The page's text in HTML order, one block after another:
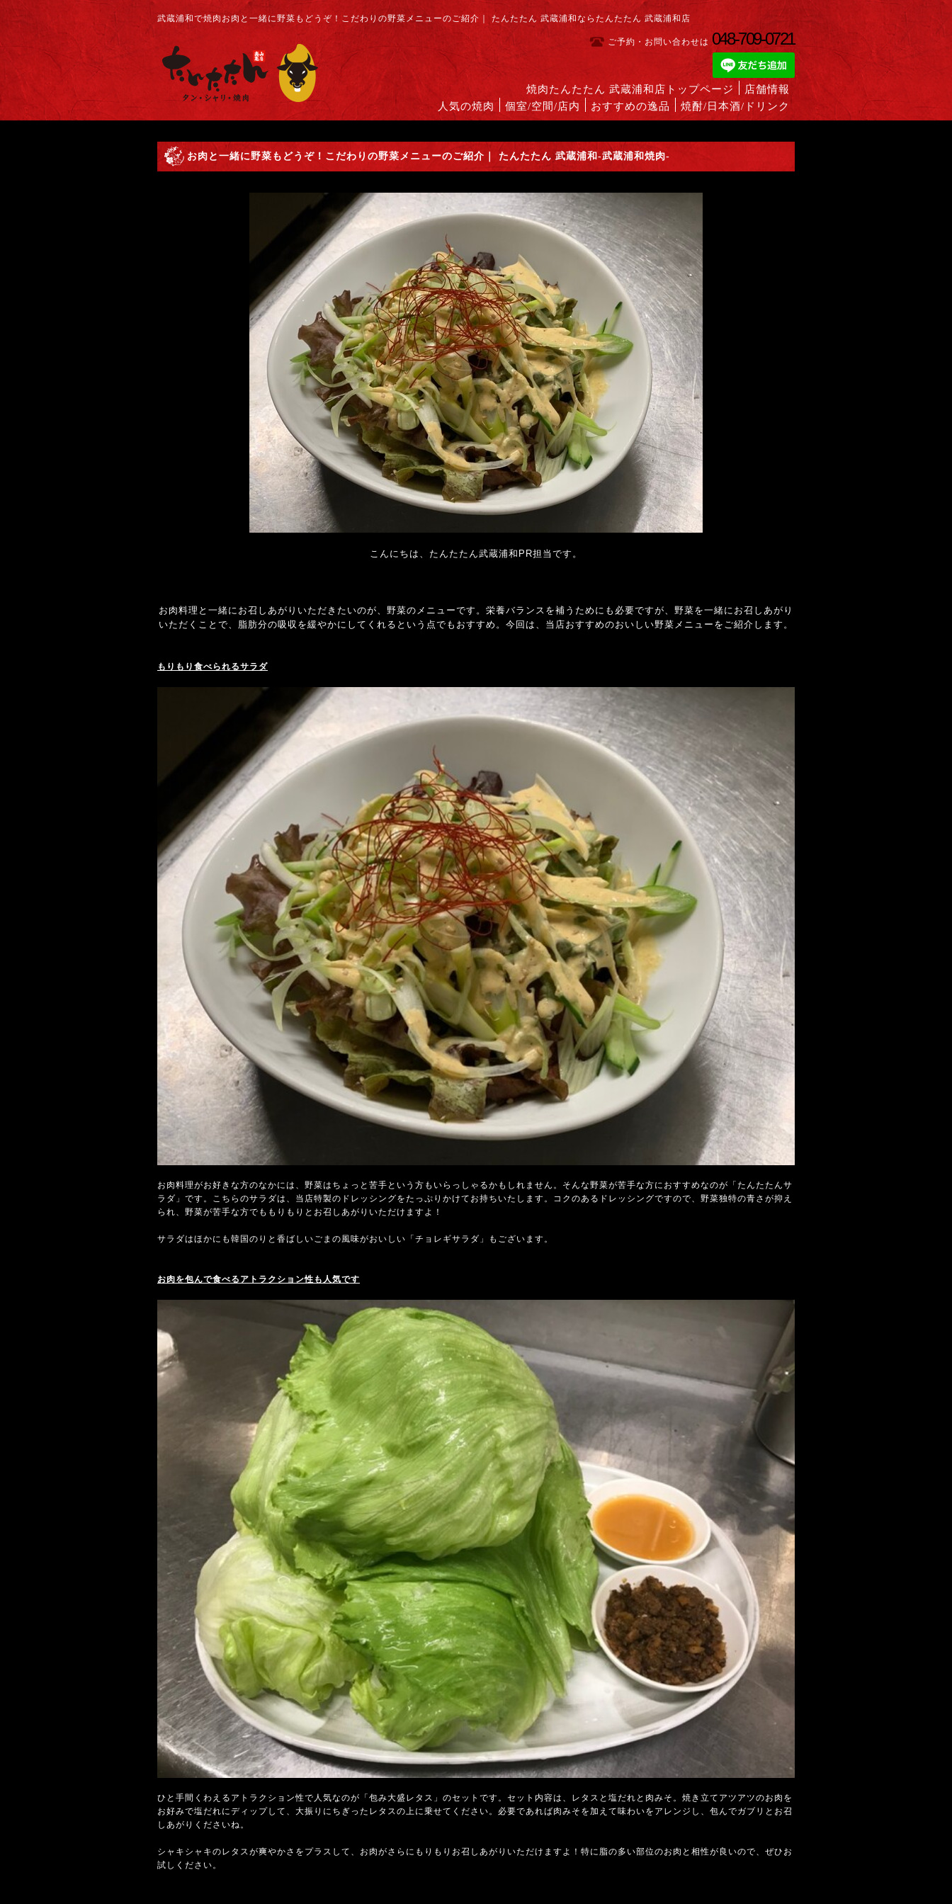
武蔵浦和で焼肉お肉と一緒に野菜もどうぞ！こだわりの野菜メニューのご紹介｜ たんたたん 武蔵浦和ならたんたたん 武蔵浦和店
ご予約・お問い合わせは 048-709-0721
店舗情報
焼肉たんたたん 武蔵浦和店トップページ
焼酎/日本酒/ドリンク
おすすめの逸品
個室/空間/店内
人気の焼肉
お肉と一緒に野菜もどうぞ！こだわりの野菜メニューのご紹介｜ たんたたん 武蔵浦和-武蔵浦和焼肉-
こんにちは、たんたたん武蔵浦和PR担当です。
お肉料理と一緒にお召しあがりいただきたいのが、野菜のメニューです。栄養バランスを補うためにも必要ですが、野菜を一緒にお召しあがり
いただくことで、脂肪分の吸収を緩やかにしてくれるという点でもおすすめ。今回は、当店おすすめのおいしい野菜メニューをご紹介します。
もりもり食べられるサラダ
お肉料理がお好きな方のなかには、野菜はちょっと苦手という方もいらっしゃるかもしれません。そんな野菜が苦手な方におすすめなのが「たんたたんサ
ラダ」です。こちらのサラダは、当店特製のドレッシングをたっぷりかけてお持ちいたします。コクのあるドレッシングですので、野菜独特の青さが抑え
られ、野菜が苦手な方でももりもりとお召しあがりいただけますよ！
サラダはほかにも韓国のりと香ばしいごまの風味がおいしい「チョレギサラダ」もございます。
お肉を包んで食べるアトラクション性も人気です
ひと手間くわえるアトラクション性で人気なのが「包み大盛レタス」のセットです。セット内容は、レタスと塩だれと肉みそ。焼き立てアツアツのお肉を
お好みで塩だれにディップして、大振りにちぎったレタスの上に乗せてください。必要であれば肉みそを加えて味わいをアレンジし、包んでガブリとお召
しあがりくださいね。
シャキシャキのレタスが爽やかさをプラスして、お肉がさらにもりもりお召しあがりいただけますよ！特に脂の多い部位のお肉と相性が良いので、ぜひお
試しください。